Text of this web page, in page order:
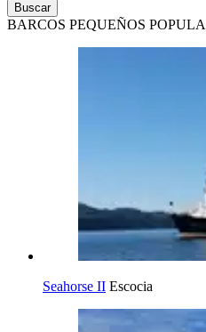
Buscar
BARCOS PEQUEÑOS
Seahorse II Escocia